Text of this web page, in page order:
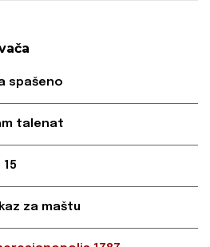
spašeno
talenat
za maštu